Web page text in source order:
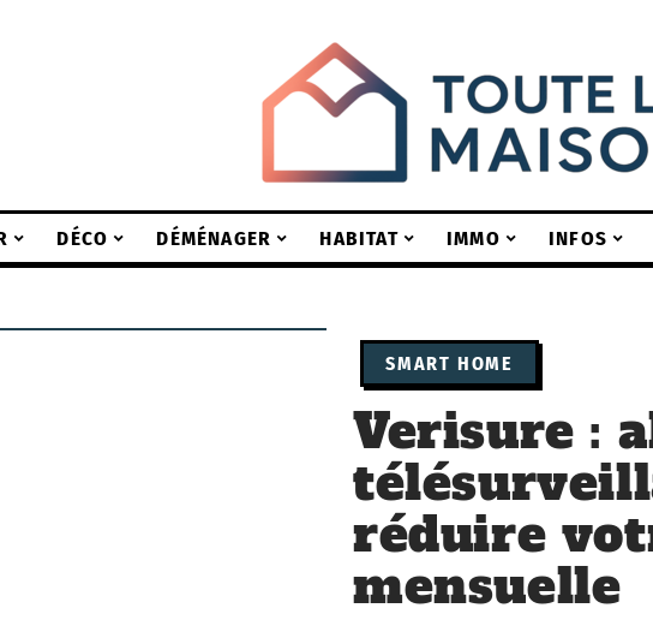
DÉCO DÉMÉNAGER HABITAT IMMO INFOS
SMART HOME
Verisure :
réduire
mensuelle